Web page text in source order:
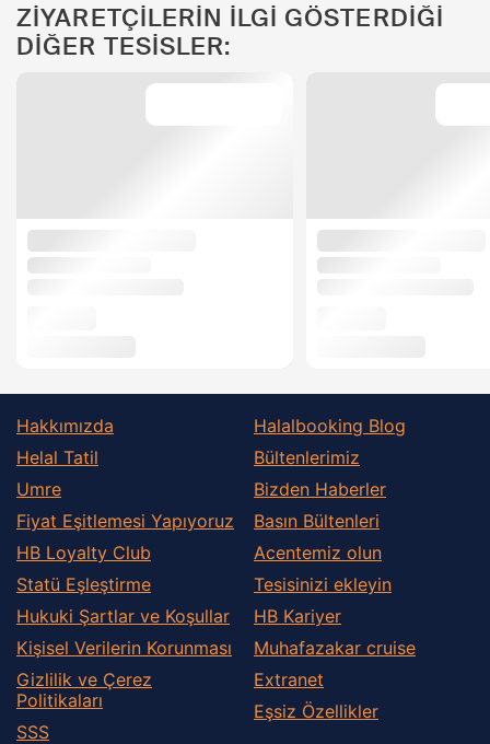
ZİYARETÇİLERİN İLGİ GÖSTERDİĞİ
DİĞER TESİSLER:
Hakkımızda
Helal Tatil
Umre
Fiyat Eşitlemesi Yapıyoruz
HB Loyalty Club
Statü Eşleştirme
Hukuki Şartlar ve Koşullar
Kişisel Verilerin Korunması
Gizlilik ve Çerez
Politikaları
SSS
Halalbooking Blog
Bültenlerimiz
Bizden Haberler
Basın Bültenleri
Acentemiz olun
Tesisinizi ekleyin
HB Kariyer
Muhafazakar сruise
Extranet
Eşsiz Özellikler